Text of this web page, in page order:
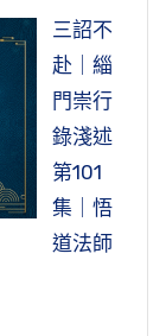
可見得他修
陀在佛門裡
嶺』，就
。「想到各
參了一段時
去參訪大
道，為了
跟悉達多
牟尼佛，他
天，母親
肯，只有一
要來接、
都不答
你也要幫
的夫人耶
懷孕是懷
「人生七十
當然，活到
之年，他想
以他就用這
親。這也
當中雖然出
然母親也
經不在世
還在。所
多細節。
不在了，沒
一個，他
尚，他也
，他這個也
已經過世
續劇，那
本，劇本
傷致於
至孝的一個
》，《地
公案，你看
，非常的哀
寺院去看
有什麼辦
就跟他講，
，賢能的人
就要勉強向
一樣。儒家
裡面有講
毀不滅
過度，傷害
母生養的
，讓父母
樣挑的，但
去查古代這
帶著他母
法都帶著他
是說包括
出門，總是
真不容易。
供者』，
麼我要親
行。『精進
精嚴。在佛
持清淨了，
。所以「精
羅漢果。
神通了。比
一個。六種
命通、神
二果、三
等者何
的六群比
，他們還勝
龍樹菩薩八
，這也不
師，做一個
但是比起釋
他們。
三詔不
赴｜緇
門崇行
錄淺述
第101
集｜悟
道法師